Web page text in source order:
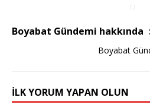
o
Boyabat Gündemi hakkında
Boyabat
İLK YORUM YAPAN OLUN